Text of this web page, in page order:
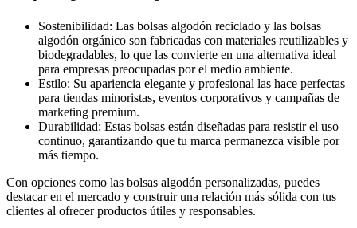
Sostenibilidad: Las bolsas algodón reciclado y las bolsas
algodón orgánico son fabricadas con materiales reutilizables y
biodegradables, lo que las convierte en una alternativa ideal
para empresas preocupadas por el medio ambiente.
Estilo: Su apariencia elegante y profesional las hace perfectas
para tiendas minoristas, eventos corporativos y campañas de
marketing premium.
Durabilidad: Estas bolsas están diseñadas para resistir el uso
continuo, garantizando que tu marca permanezca visible por
más tiempo.
Con opciones como las bolsas algodón personalizadas, puedes
destacar en el mercado y construir una relación más sólida con tus
clientes al ofrecer productos útiles y responsables.